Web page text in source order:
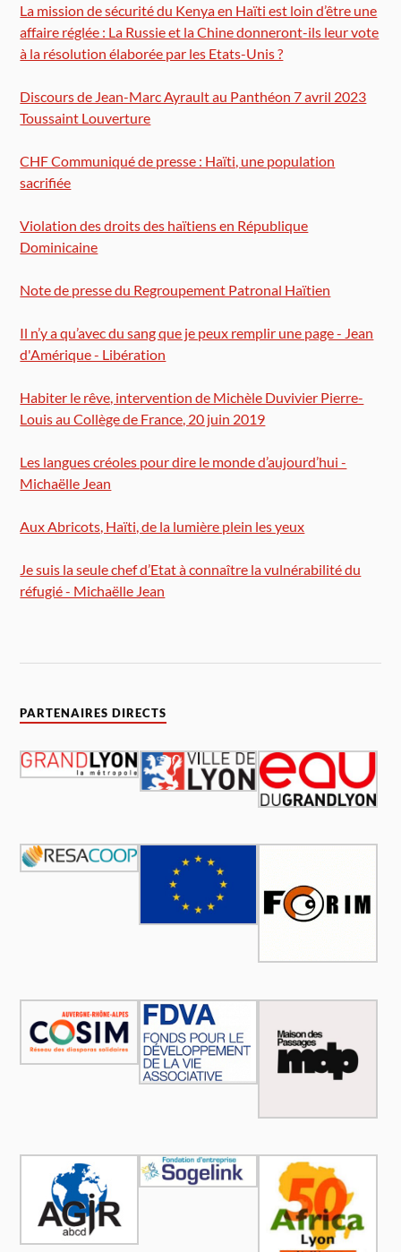
La mission de sécurité du Kenya en Haïti est loin d’être une
affaire réglée : La Russie et la Chine donneront-ils leur vote
à la résolution élaborée par les Etats-Unis ?
Discours de Jean-Marc Ayrault au Panthéon 7 avril 2023
Toussaint Louverture
CHF Communiqué de presse : Haïti, une population
sacrifiée
Violation des droits des haïtiens en République
Dominicaine
Note de presse du Regroupement Patronal Haïtien
Il n’y a qu’avec du sang que je peux remplir une page - Jean
d'Amérique - Libération
Habiter le rêve, intervention de Michèle Duvivier Pierre-
Louis au Collège de France, 20 juin 2019
Les langues créoles pour dire le monde d’aujourd’hui -
Michaëlle Jean
Aux Abricots, Haïti, de la lumière plein les yeux
Je suis la seule chef d’Etat à connaître la vulnérabilité du
réfugié - Michaëlle Jean
PARTENAIRES DIRECTS